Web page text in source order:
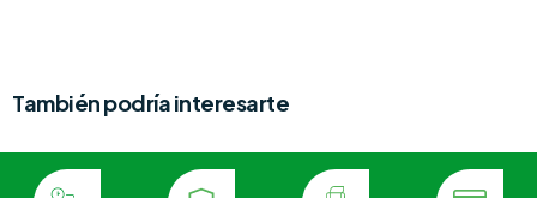
También podría interesarte